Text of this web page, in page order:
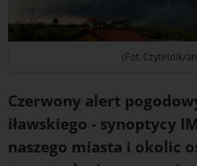
(Fot. Czytelnik/
Czerwony alert
iławskiego - synoptycy
naszego miasta i okolic